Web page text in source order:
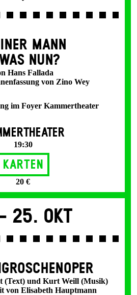
MANN
NUN?
Hans Fallada
von Zino Wey
im Foyer Kammertheater
19:30
Karten
20 €
25. Okt
(Text) und Kurt Weill (Musik)
von Elisabeth Hauptmann